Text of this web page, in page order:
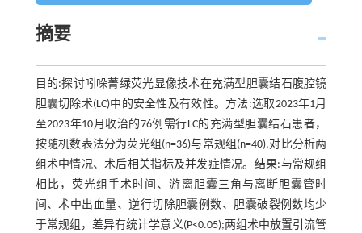
摘要
目的:探讨吲哚菁绿荧光显像技术在充满型胆囊结石腹腔镜
胆囊切除术(LC)中的安全性及有效性。方法:选取2023年1月
至2023年10月收治的76例需行LC的充满型胆囊结石患者，
按随机数表法分为荧光组(n=36)与常规组(n=40),对比分析两
组术中情况、术后相关指标及并发症情况。结果:与常规组
相比，荧光组手术时间、游离胆囊三角与离断胆囊管时
间、术中出血量、逆行切除胆囊例数、胆囊破裂例数均少
于常规组，差异有统计学意义(P<0.05);两组术中放置引流管